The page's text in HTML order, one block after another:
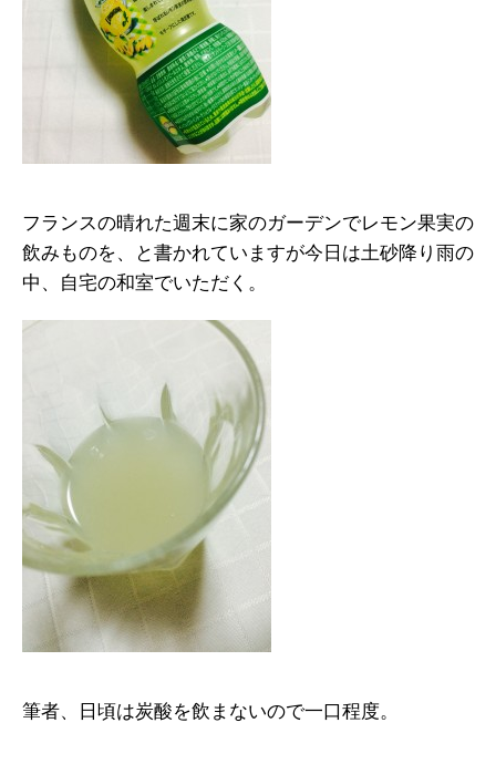
フランスの晴れた週末に家のガーデンでレモン果実の
飲みものを、と書かれていますが今日は土砂降り雨の
中、自宅の和室でいただく。
筆者、日頃は炭酸を飲まないので一口程度。